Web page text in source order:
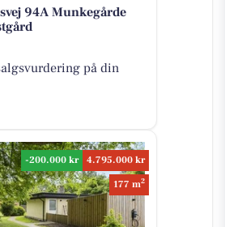
94A Munkegårde
på din
-200.000 kr
4.795.000 kr
177 m2